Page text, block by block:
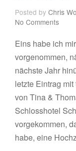
Posted by Chris
No Comments
Eins habe ich
vorgenommen,
nächste Jahr
letzte Eintrag
von Tina &
Schlosshotel
vorgekommen,
habe, eine